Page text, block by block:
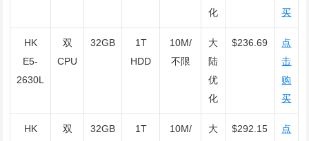
化
买
HK
E5-
2630L
双
CPU
32GB
1T
HDD
10M/
不限
大
陆
优
化
$236.69
点
击
购
买
HK
双
32GB
1T
10M/
大
$292.15
点